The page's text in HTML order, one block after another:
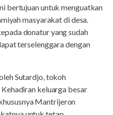
bertujuan untuk menguatkan
masyarakat di desa.
donatur yang sudah
terselenggara dengan
Sutardjo, tokoh
keluarga besar
Mantrijeron